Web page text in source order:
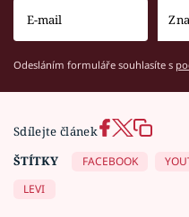
Odesláním formuláře souhlasíte s
Sdílejte článek
ŠTÍTKY
FACEBOOK
LEVI